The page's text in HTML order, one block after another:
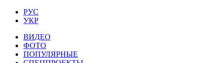
РУС
УКР
ВИДЕО
ФОТО
ПОПУЛЯРНЫЕ